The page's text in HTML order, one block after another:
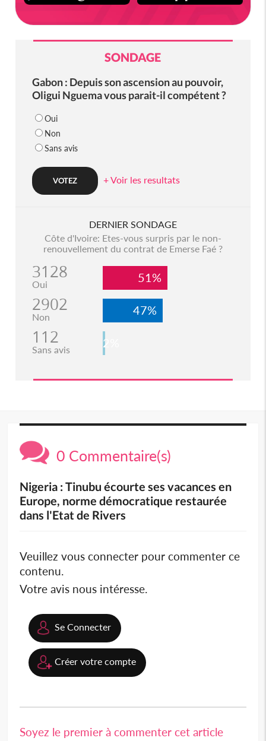
SONDAGE
Gabon : Depuis son ascension au pouvoir,
Oligui Nguema vous parait-il compétent ?
Oui
Non
Sans avis
+ Voir les resultats
DERNIER SONDAGE
Côte d'Ivoire: Etes-vous surpris par le non-
renouvellement du contrat de Emerse Faé ?
3128
Oui 51%
2902
Non 47%
112
Sans avis 2%
0 Commentaire(s)
Nigeria : Tinubu écourte ses vacances en
Europe, norme démocratique restaurée
dans l'Etat de Rivers
Veuillez vous connecter pour commenter ce
contenu.
Votre avis nous intéresse.
Se Connecter
Créer votre compte
Soyez le premier à commenter cet article